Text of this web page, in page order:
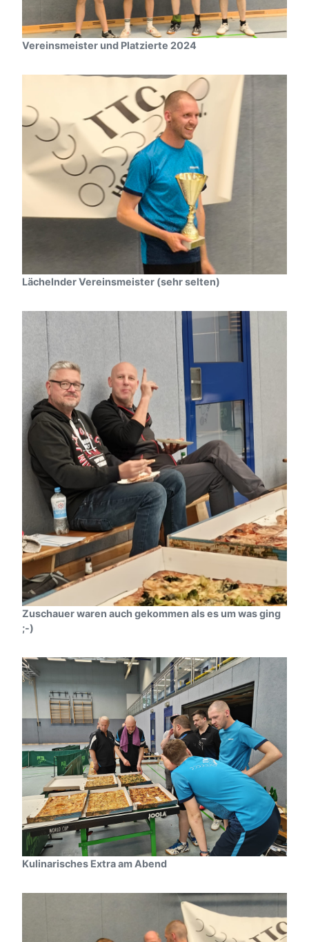
Vereinsmeister und Platzierte 2024
Lächelnder Vereinsmeister (sehr selten)
Zuschauer waren auch gekommen als es um was ging
;-)
Kulinarisches Extra am Abend